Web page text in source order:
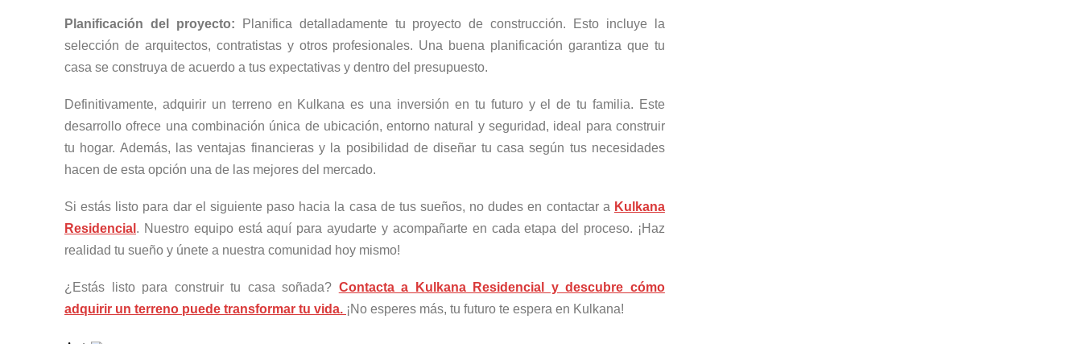
Planificación del proyecto: Planifica detalladamente tu proyecto de construcción. Esto incluye la
selección de arquitectos, contratistas y otros profesionales. Una buena planificación garantiza que tu
casa se construya de acuerdo a tus expectativas y dentro del presupuesto.
Definitivamente, adquirir un terreno en Kulkana es una inversión en tu futuro y el de tu familia. Este
desarrollo ofrece una combinación única de ubicación, entorno natural y seguridad, ideal para construir
tu hogar. Además, las ventajas financieras y la posibilidad de diseñar tu casa según tus necesidades
hacen de esta opción una de las mejores del mercado.
Si estás listo para dar el siguiente paso hacia la casa de tus sueños, no dudes en contactar a Kulkana
Residencial . Nuestro equipo está aquí para ayudarte y acompañarte en cada etapa del proceso. ¡Haz
realidad tu sueño y únete a nuestra comunidad hoy mismo!
¿Estás listo para construir tu casa soñada? Contacta a Kulkana Residencial y descubre cómo
adquirir un terreno puede transformar tu vida. ¡No esperes más, tu futuro te espera en Kulkana!